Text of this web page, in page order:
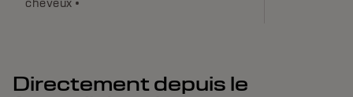
cheveux •
Directement depuis le